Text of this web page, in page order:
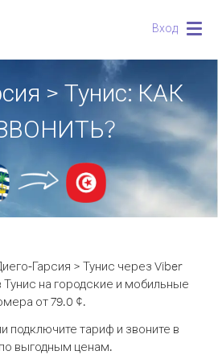
Вход
> Тунис: КАК
Гарсия > Тунис через Viber
Тунис на городские и мобильные
от 79.0 ¢.
подключите тариф и звоните в
выгодным ценам.